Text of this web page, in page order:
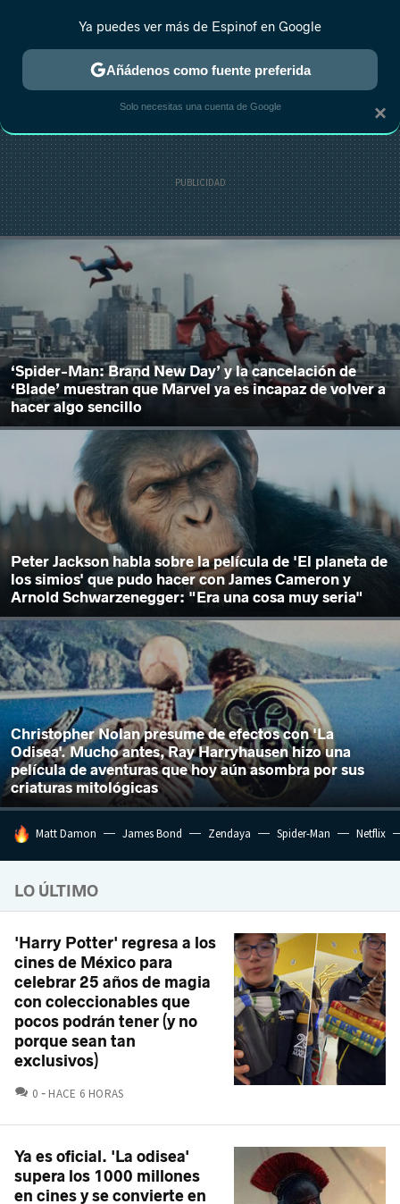
MENÚ NUEVO
ESTRENOS REALITY ANIME RANKINGS CINE
‘Spider-Man: Brand New Day’ y la cancelación de
‘Blade’ muestran que Marvel ya es incapaz de volver a
hacer algo sencillo
Peter Jackson habla sobre la película de 'El planeta de
los simios' que pudo hacer con James Cameron y
Arnold Schwarzenegger: "Era una cosa muy seria"
Christopher Nolan presume de efectos con 'La
Odisea'. Mucho antes, Ray Harryhausen hizo una
película de aventuras que hoy aún asombra por sus
criaturas mitológicas
HOY SE HABLA DE
Matt Damon James Bond Zendaya Spider-Man Netflix
LO ÚLTIMO
'Harry Potter' regresa a los
cines de México para
celebrar 25 años de magia
con coleccionables que
pocos podrán tener (y no
porque sean tan
exclusivos)
0 COMENTARIOS
HACE 6 HORAS
Ya es oficial. 'La odisea'
supera los 1000 millones
en cines y se convierte en
×
Ya puedes ver más de Espinof en Google
Añádenos como fuente preferida
Solo necesitas una cuenta de Google